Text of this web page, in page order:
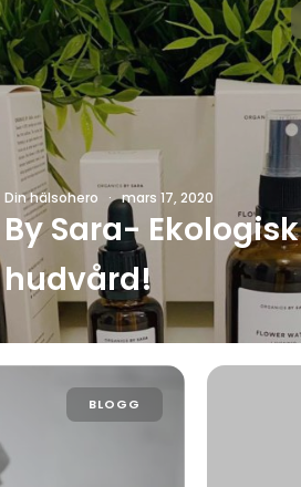
Din hälsohero · mars 17, 2020
By Sara- Ekologisk
hudvård!
BLOGG